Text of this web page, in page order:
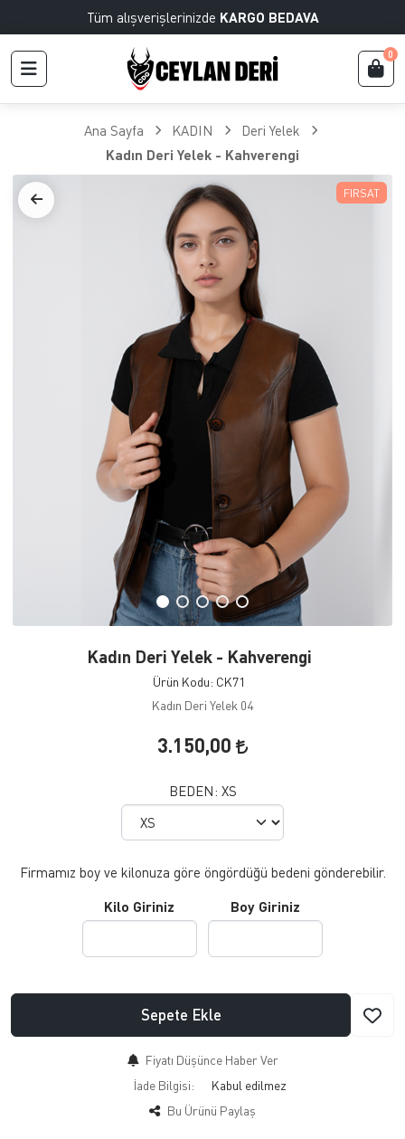
Tüm alışverişlerinizde KARGO BEDAVA
0
Ana Sayfa KADIN
Deri Yelek
Kadın Deri Yelek - Kahverengi
FIRSAT
Kadın Deri Yelek - Kahverengi
Ürün Kodu: CK71
Kadın Deri Yelek 04
3.150,00
BEDEN: XS
Firmamız boy ve kilonuza göre öngördüğü bedeni gönderebilir.
Kilo Giriniz Boy Giriniz
Sepete Ekle
Fiyatı Düşünce Haber Ver
İade Bilgisi:
Bu Ürünü Paylaş